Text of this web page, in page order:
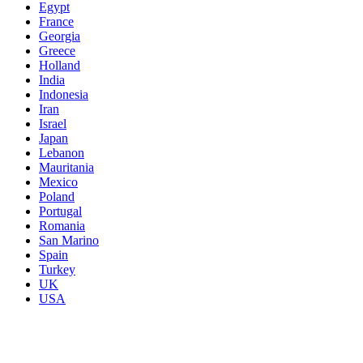
Egypt
France
Georgia
Greece
Holland
India
Indonesia
Iran
Israel
Japan
Lebanon
Mauritania
Mexico
Poland
Portugal
Romania
San Marino
Spain
Turkey
UK
USA